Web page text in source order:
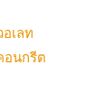
เลท
อนกรีต